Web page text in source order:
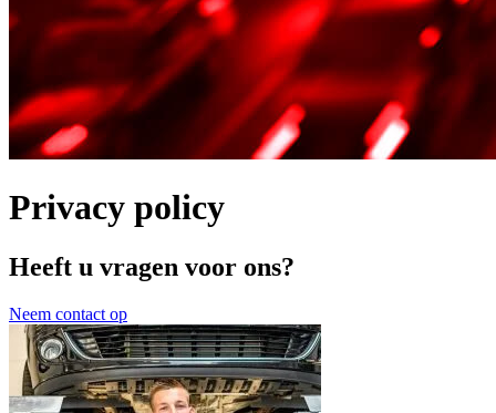
Privacy policy
Heeft u vragen voor ons?
Neem contact op